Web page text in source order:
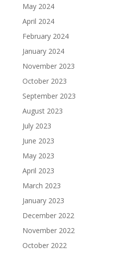
May 2024
April 2024
February 2024
January 2024
November 2023
October 2023
September 2023
August 2023
July 2023
June 2023
May 2023
April 2023
March 2023
January 2023
December 2022
November 2022
October 2022